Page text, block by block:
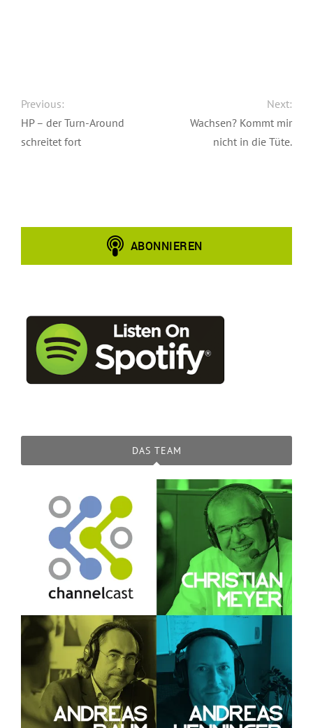
Previous:
HP – der Turn-Around
schreitet fort
Next:
Wachsen? Kommt mir
nicht in die Tüte.
DAS TEAM